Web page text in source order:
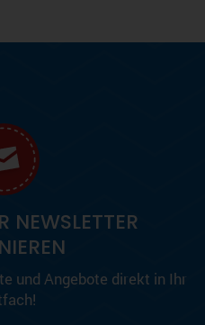
NEWSLETTER
und Angebote direkt in Ihr